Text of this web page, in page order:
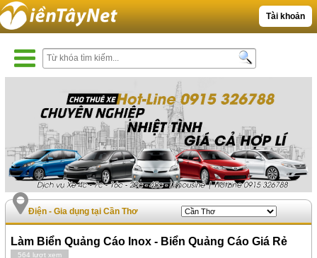
Tài khoản
Điện - Gia dụng tại Cần Thơ
Làm Biển Quảng Cáo Inox - Biển Quảng Cáo Giá Rẻ
564 lượt xem